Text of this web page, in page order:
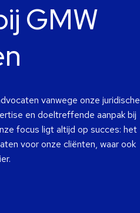
GMW
vanwege onze juridische
en doeltreffende aanpak bij
focus ligt altijd op succes: het
voor onze cliënten, waar ook